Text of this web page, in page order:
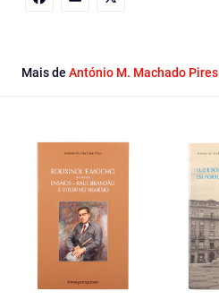
Mais de António M. Machado Pires